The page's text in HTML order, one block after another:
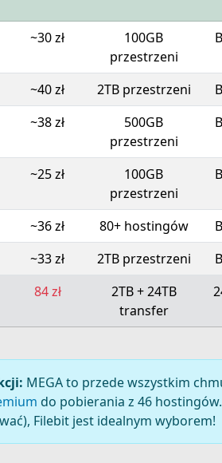
~30 zł
100GB
przestrzeni
~40 zł 2TB przestrzeni
~38 zł
500GB
przestrzeni
~25 zł
100GB
przestrzeni
~36 zł 80+ hostingów
~33 zł 2TB przestrzeni
84 zł
2TB + 24TB
transfer
MEGA to przede wszystkim
do pobierania z 46
Filebit jest idealnym wyborem!